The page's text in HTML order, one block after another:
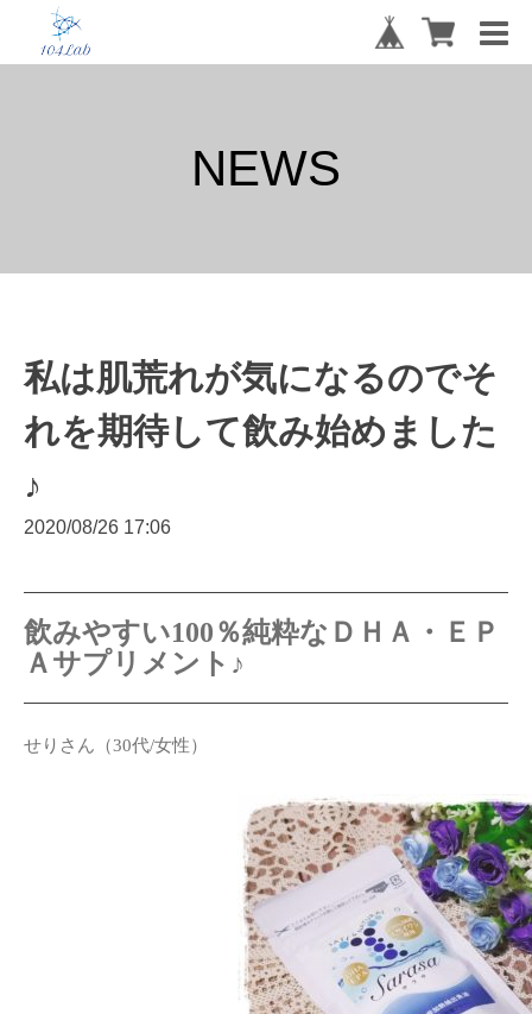
NEWS
私は肌荒れが気になるのでそ
れを期待して飲み始めました
♪
2020/08/26 17:06
飲みやすい100％純粋なＤＨＡ・ＥＰ
Ａサプリメント♪
せりさん（30代/女性）